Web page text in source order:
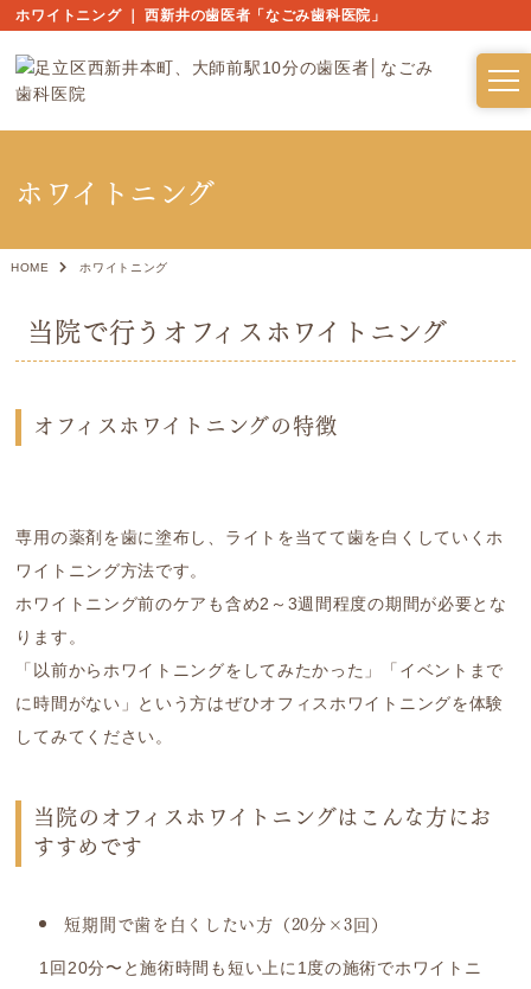
ホワイトニング ｜ 西新井の歯医者「なごみ歯科医院」
ホワイトニング
HOME ホワイトニング
当院で行うオフィスホワイトニング
オフィスホワイトニングの特徴
専用の薬剤を歯に塗布し、ライトを当てて歯を白くしていくホ
ワイトニング方法です。
ホワイトニング前のケアも含め2～3週間程度の期間が必要とな
ります。
「以前からホワイトニングをしてみたかった」「イベントまで
に時間がない」という方はぜひオフィスホワイトニングを体験
してみてください。
当院のオフィスホワイトニングはこんな方にお
すすめです
短期間で歯を白くしたい方（20分×3回）
1回20分〜と施術時間も短い上に1度の施術でホワイトニ